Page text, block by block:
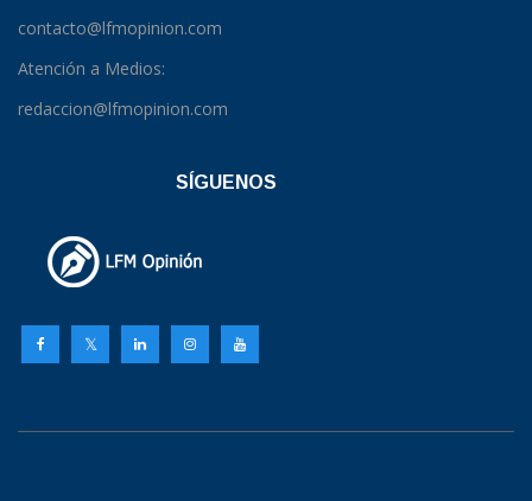
contacto@lfmopinion.com
Atención a Medios:
redaccion@lfmopinion.com
SÍGUENOS